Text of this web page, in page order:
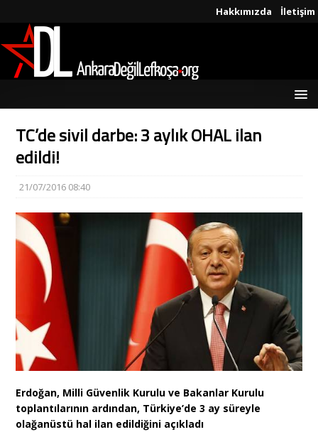
Hakkımızda İletişim
TC’de sivil darbe: 3 aylık OHAL ilan
edildi!
21/07/2016 08:40
Erdoğan, Milli Güvenlik Kurulu ve Bakanlar Kurulu
toplantılarının ardından, Türkiye’de 3 ay süreyle
olağanüstü hal ilan edildiğini açıkladı